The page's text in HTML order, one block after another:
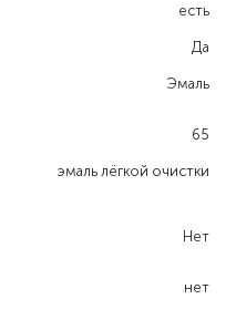
есть
Да
Эмаль
65
эмаль лёгкой очистки
Нет
нет